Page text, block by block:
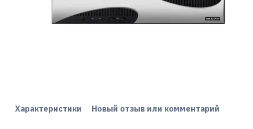
Характеристики Новый отзыв или комментарий